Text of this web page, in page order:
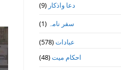
دعا واذكار (9)
سفر نامہ (1)
عبادات(578)
احکام میت(48)